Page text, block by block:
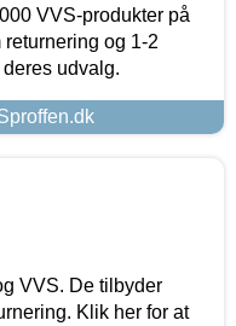
VVS-produkter på
og 1-2
udvalg.
VVS. De tilbyder
Klik her for at